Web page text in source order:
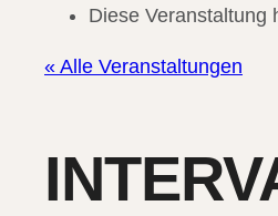
Diese Veranstaltung
« Alle Veranstaltungen